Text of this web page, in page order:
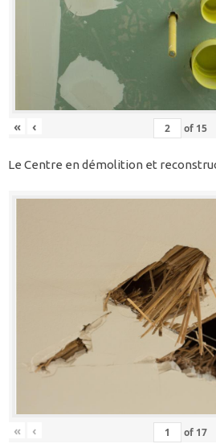
« ‹ of 15
Le Centre en démolition et
« ‹ of 17